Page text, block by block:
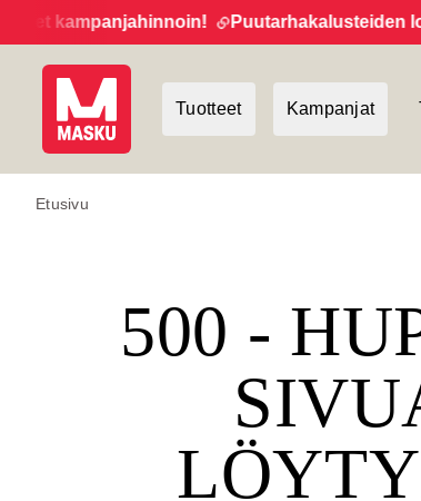
kampanjahinnoin! Puutarhakalusteiden
Tuotteet Kampanjat
Etusivu
500 -